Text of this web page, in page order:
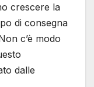
crescere la
di consegna
c’è modo
dalle